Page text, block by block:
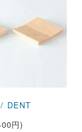
DENT
円)